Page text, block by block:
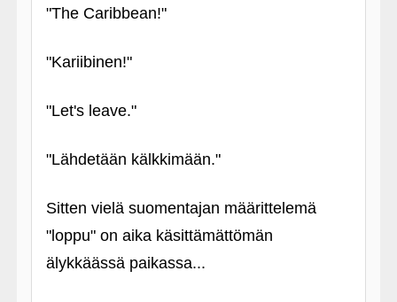
"The Caribbean!"
"Kariibinen!"
"Let's leave."
"Lähdetään kälkkimään."
Sitten vielä suomentajan määrittelemä
"loppu" on aika käsittämättömän
älykkäässä paikassa...